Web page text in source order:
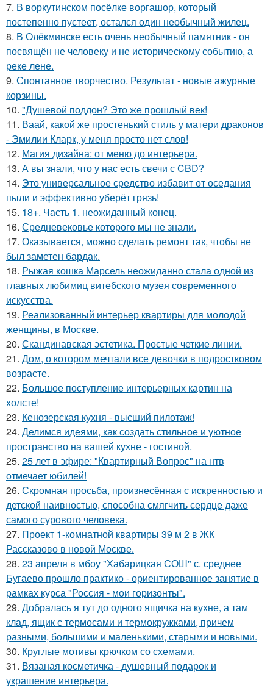
7. В воркутинском посёлке воргашор, который
постепенно пустеет, остался один необычный жилец.
8. В Олёкминске есть очень необычный памятник - он
посвящён не человеку и не историческому событию, а
реке лене.
9. Спонтанное творчество. Результат - новые ажурные
корзины.
10. "Душевой поддон? Это же прошлый век!
11. Ваай, какой же простенький стиль у матери драконов
- Эмилии Кларк, у меня просто нет слов!
12. Магия дизайна: от меню до интерьера.
13. А вы знали, что у нас есть свечи с CBD?
14. Это универсальное средство избавит от оседания
пыли и эффективно уберёт грязь!
15. 18+. Часть 1. неожиданный конец.
16. Средневековье которого мы не знали.
17. Оказывается, можно сделать ремонт так, чтобы не
был заметен бардак.
18. Рыжая кошка Марсель неожиданно стала одной из
главных любимиц витебского музея современного
искусства.
19. Реализованный интерьер квартиры для молодой
женщины, в Москве.
20. Скандинавская эстетика. Простые четкие линии.
21. Дом, о котором мечтали все девочки в подростковом
возрасте.
22. Большое поступление интерьерных картин на
холсте!
23. Кенозерская кухня - высший пилотаж!
24. Делимся идеями, как создать стильное и уютное
пространство на вашей кухне - гостиной.
25. 25 лет в эфире: "Квартирный Вопрос" на нтв
отмечает юбилей!
26. Скромная просьба, произнесённая с искренностью и
детской наивностью, способна смягчить сердце даже
самого сурового человека.
27. Проект 1-комнатной квартиры 39 м 2 в ЖК
Рассказово в новой Москве.
28. 23 апреля в мбоу "Хабарицкая СОШ" с. среднее
Бугаево прошло практико - ориентированное занятие в
рамках курса "Россия - мои горизонты".
29. Добралась я тут до одного ящичка на кухне, а там
клад, ящик с термосами и термокружками, причем
разными, большими и маленькими, старыми и новыми.
30. Круглые мотивы крючком со схемами.
31. Вязаная косметичка - душевный подарок и
украшение интерьера.